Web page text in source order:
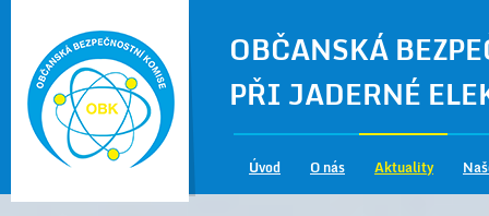
OBČANSKÁ
PŘI JADERNÉ
Úvod O nás Aktuality